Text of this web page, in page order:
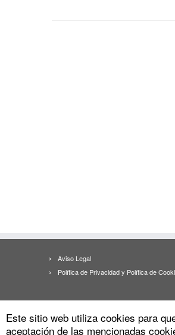
Aviso Legal
Política de Privacidad y Política de
Este sitio web utiliza cookies para
aceptación de las mencionadas